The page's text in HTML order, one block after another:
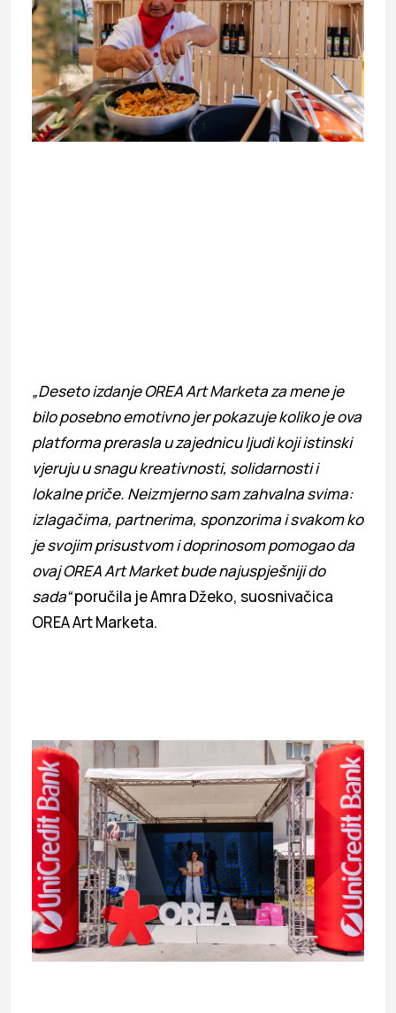
„Deseto izdanje OREA Art Marketa za mene je
bilo posebno emotivno jer pokazuje koliko je ova
platforma prerasla u zajednicu ljudi koji istinski
vjeruju u snagu kreativnosti, solidarnosti i
lokalne priče. Neizmjerno sam zahvalna svima:
izlagačima, partnerima, sponzorima i svakom ko
je svojim prisustvom i doprinosom pomogao da
ovaj OREA Art Market bude najuspješniji do
sada“poručila je Amra Džeko, suosnivačica
OREA Art Marketa.